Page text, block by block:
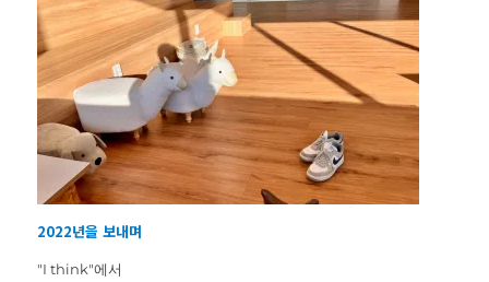
2022년을 보내며
"I think"에서